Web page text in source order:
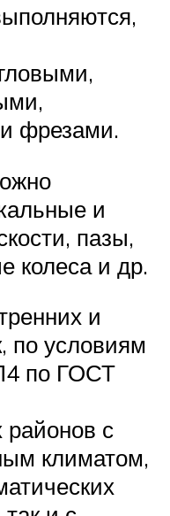
фрезами.
и
пазы,
колеса и др.
и
по условиям
по ГОСТ
районов с
климатом,